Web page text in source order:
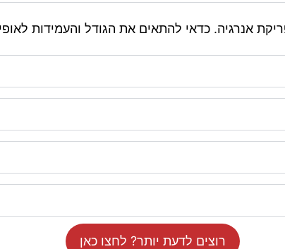
אנרגיה. כדאי להתאים את הגודל והעמידות
רוצים לדעת יותר? לחצו כאן